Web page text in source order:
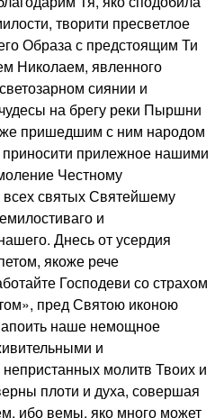
творити пресветлое
Образа с предстоящим Ти
Николаем, явленного
сиянии и
на брегу реки Пыршни
пришедшим с ним народом
приносити прилежное нашими
Честному
святых Святейшему
и
Днесь от усердия
якоже рече
Господеви со страхом
пред Святою иконою
наше немощное
и
молитв Твоих и
плоти и духа, совершая
ибо вемы, яко много может